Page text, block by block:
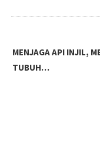
MENJAGA API INJIL,
TUBUH…